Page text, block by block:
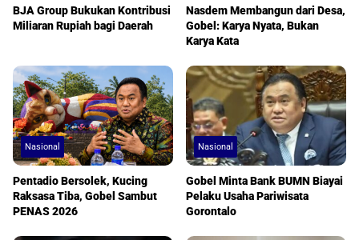
BJA Group Bukukan Kontribusi
Miliaran Rupiah bagi Daerah
Nasdem Membangun dari Desa,
Gobel: Karya Nyata, Bukan
Karya Kata
Nasional
Pentadio Bersolek, Kucing
Raksasa Tiba, Gobel Sambut
PENAS 2026
Nasional
Gobel Minta Bank BUMN Biayai
Pelaku Usaha Pariwisata
Gorontalo